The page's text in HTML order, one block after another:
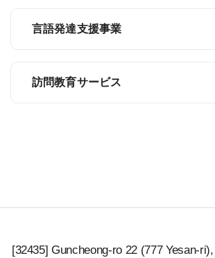
言語発達支援事業
訪問教育サービス
[32435] Guncheong-ro 22 (777 Yesan-